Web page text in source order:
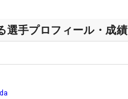
選手プロフィール・成績